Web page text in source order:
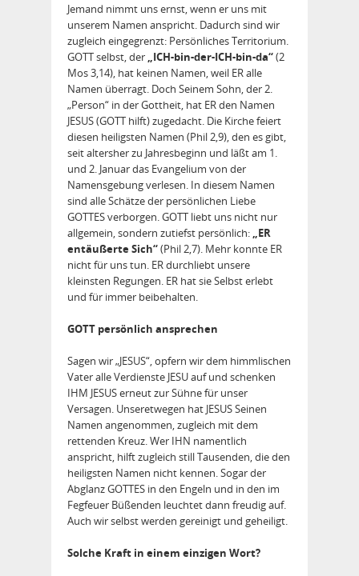
Jemand nimmt uns ernst, wenn er uns mit
unserem Namen anspricht. Dadurch sind wir
zugleich eingegrenzt: Persönliches Territorium.
GOTT selbst, der „ICH-bin-der-ICH-bin-da“(2
Mos 3,14), hat keinen Namen, weil ER alle
Namen überragt. Doch Seinem Sohn, der 2.
„Person“ in der Gottheit, hat ER den Namen
JESUS (GOTT hilft) zugedacht. Die Kirche feiert
diesen heiligsten Namen (Phil 2,9), den es gibt,
seit altersher zu Jahresbeginn und läßt am 1.
und 2. Januar das Evangelium von der
Namensgebung verlesen. In diesem Namen
sind alle Schätze der persönlichen Liebe
GOTTES verborgen. GOTT liebt uns nicht nur
allgemein, sondern zutiefst persönlich: „ER
entäußerte Sich“(Phil 2,7). Mehr konnte ER
nicht für uns tun. ER durchliebt unsere
kleinsten Regungen. ER hat sie Selbst erlebt
und für immer beibehalten.
GOTT persönlich ansprechen
Sagen wir „JESUS“, opfern wir dem himmlischen
Vater alle Verdienste JESU auf und schenken
IHM JESUS erneut zur Sühne für unser
Versagen. Unseretwegen hat JESUS Seinen
Namen angenommen, zugleich mit dem
rettenden Kreuz. Wer IHN namentlich
anspricht, hilft zugleich still Tausenden, die den
heiligsten Namen nicht kennen. Sogar der
Abglanz GOTTES in den Engeln und in den im
Fegfeuer Büßenden leuchtet dann freudig auf.
Auch wir selbst werden gereinigt und geheiligt.
Solche Kraft in einem einzigen Wort?